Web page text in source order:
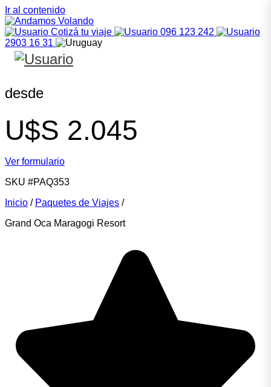
Ir al contenido
Cotizá tu viaje
096 123 242
2903 16 31
desde
U$S 2.045
Ver formulario
SKU #PAQ353
Inicio / Paquetes de Viajes /
Grand Oca Maragogi Resort